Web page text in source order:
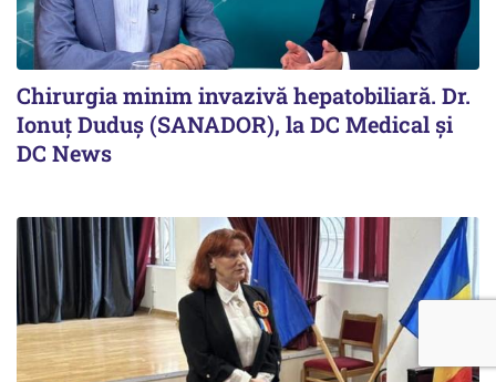
Chirurgia minim invazivă hepatobiliară. Dr.
Ionuț Duduș (SANADOR), la DC Medical și
DC News